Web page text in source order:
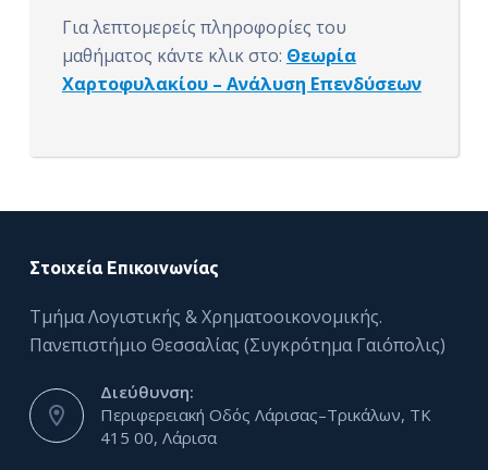
Για λεπτομερείς πληροφορίες του
μαθήματος κάντε κλικ στο: Θεωρία
Χαρτοφυλακίου – Ανάλυση Επενδύσεων
Στοιχεία Επικοινωνίας
Τμήμα Λογιστικής & Χρηματοοικονομικής.
Πανεπιστήμιο Θεσσαλίας (Συγκρότημα Γαιόπολις)
Διεύθυνση:
Περιφερειακή Οδός Λάρισας–Τρικάλων, ΤΚ
415 00, Λάρισα